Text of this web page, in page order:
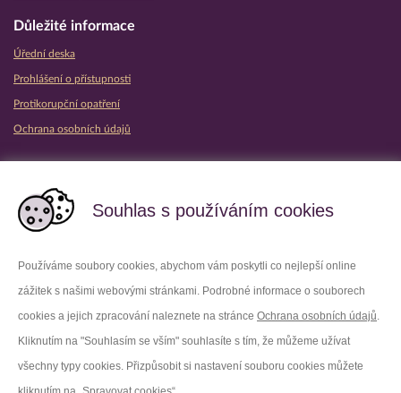
Souhlas s používáním cookies
Používáme soubory cookies, abychom vám poskytli co nejlepší online
zážitek s našimi webovými stránkami. Podrobné informace o souborech
cookies a jejich zpracování naleznete na stránce Ochrana osobních údajů.
Kliknutím na "Souhlasím se vším" souhlasíte s tím, že můžeme užívat
všechny typy cookies. Přizpůsobit si nastavení souboru cookies můžete
Důležité informace
Úřední deska
Prohlášení o přístupnosti
Protikorupční opatření
Ochrana osobních údajů
Facebook Youtube